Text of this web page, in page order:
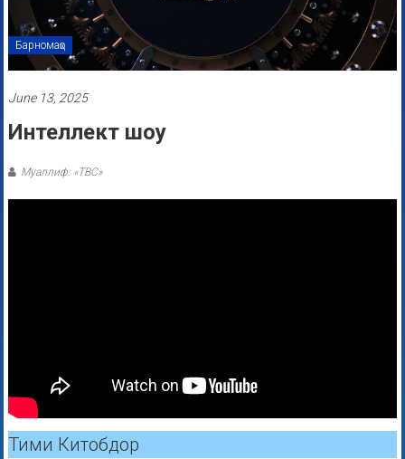
Барномаҳо
June 13, 2025
Интеллект шоу
Муаллиф: «ТВС»
Тими Китобдор